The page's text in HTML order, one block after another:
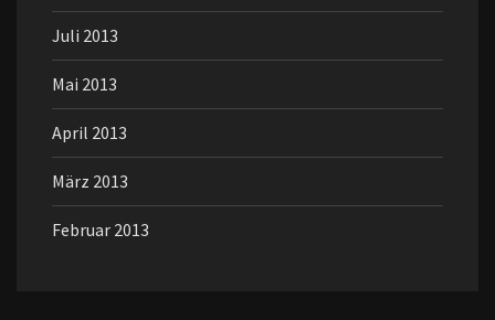
Juli 2013
Mai 2013
April 2013
März 2013
Februar 2013